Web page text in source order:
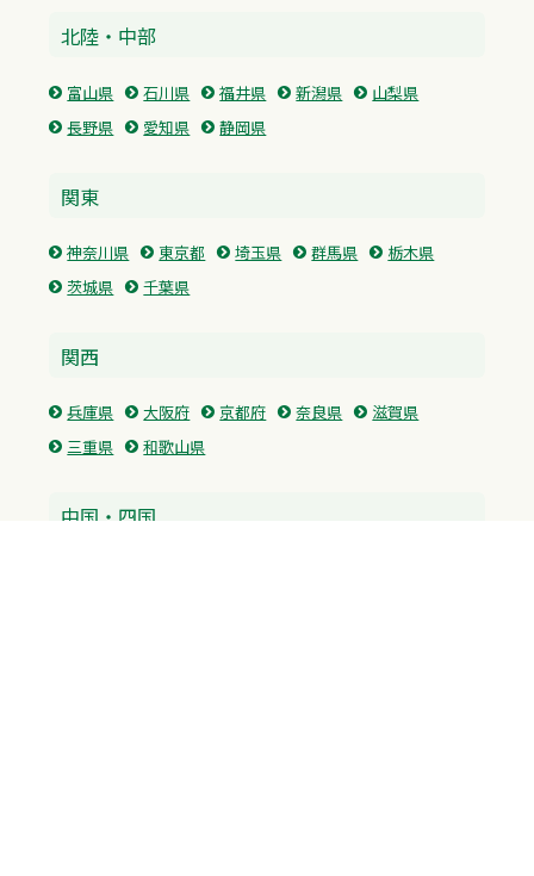
北陸・中部
富山県 石川県 福井県 新潟県
山梨県
長野県
愛知県 静岡県
関東
神奈川県 東京都 埼玉県 群馬県
栃木県
茨城県
千葉県
関西
兵庫県 大阪府 京都府 奈良県
滋賀県
三重県
和歌山県
中国・四国